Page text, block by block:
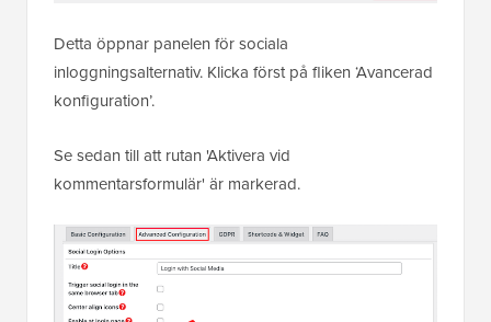
Detta öppnar panelen för sociala
inloggningsalternativ. Klicka först på fliken ‘Avancerad
konfiguration’.
Se sedan till att rutan 'Aktivera vid
kommentarsformulär' är markerad.